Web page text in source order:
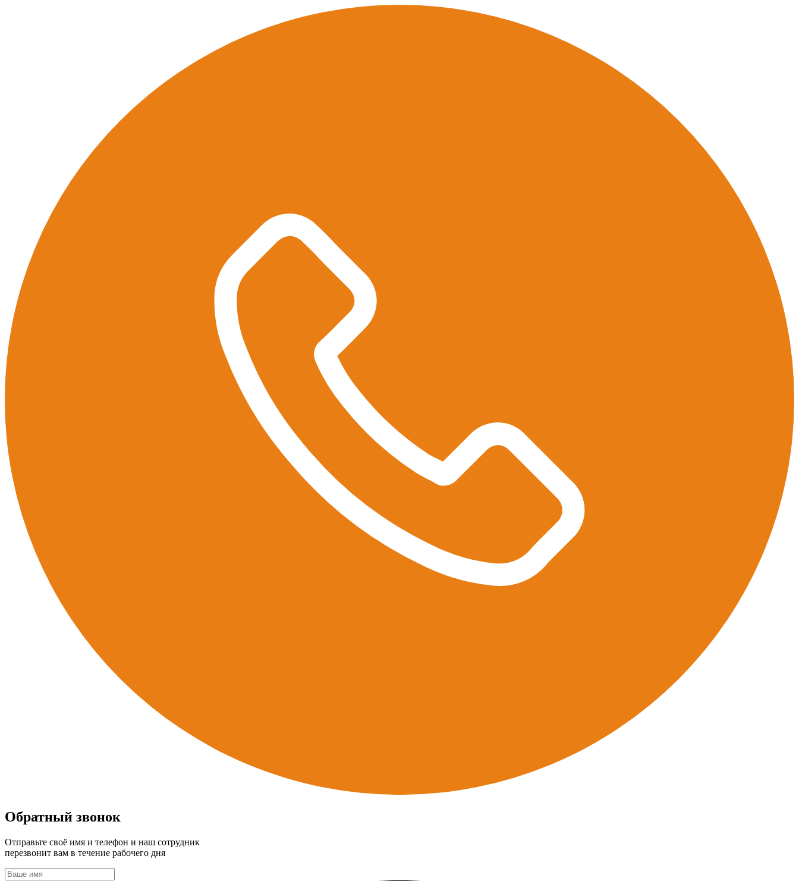
Обратный звонок
Отправьте своё имя и телефон и наш сотрудник
перезвонит вам в течение рабочего дня